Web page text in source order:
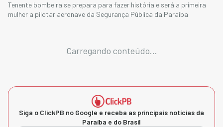
Tenente bombeira se prepara para fazer história e será a primeira
mulher a pilotar aeronave da Segurança Pública da Paraíba
Carregando conteúdo...
Siga o ClickPB no Google e receba as principais notícias da
Paraíba e do Brasil